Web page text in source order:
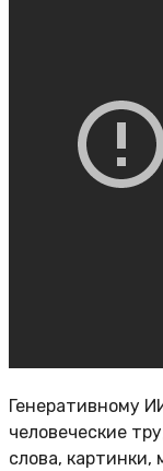
Генеративному
человеческие
слова,